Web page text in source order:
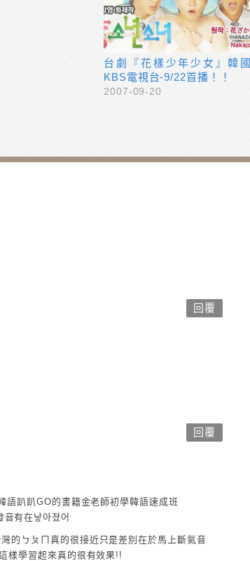
台劇『花樣少年少女』韓國
KBS電視台-9/22首播！！
2007-09-20
回覆
回覆
語趴趴GO的書籍金老師初學韓語速成班
有在낳아졌어
的ㄅㄆㄇ真的很接近只是差別在於馬上斷氣音
樣學習起來真的很有效果!!